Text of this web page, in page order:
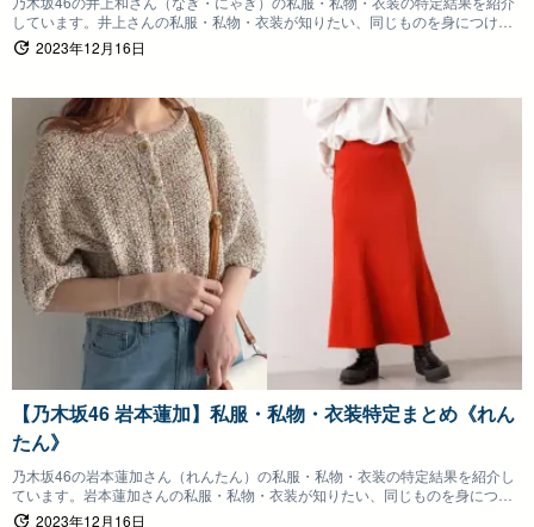
しています。井上さんの私服・私物・衣装が知りたい、同じものを身につけた
いファンの方は参考にしていただけると嬉しいです。
2023年12月16日
【乃木坂46 岩本蓮加】私服・私物・衣装特定まとめ《れん
たん》
乃木坂46の岩本蓮加さん（れんたん）の私服・私物・衣装の特定結果を紹介し
ています。岩本蓮加さんの私服・私物・衣装が知りたい、同じものを身につけ
たいファンの方は参考にしていただけると嬉しいです。
2023年12月16日